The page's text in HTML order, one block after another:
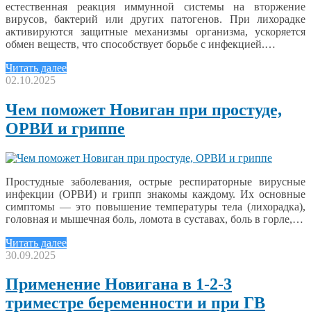
естественная реакция иммунной системы на вторжение
вирусов, бактерий или других патогенов. При лихорадке
активируются защитные механизмы организма, ускоряется
обмен веществ, что способствует борьбе с инфекцией.…
Читать далее
02.10.2025
Чем поможет Новиган при простуде,
ОРВИ и гриппе
Простудные заболевания, острые респираторные вирусные
инфекции (ОРВИ) и грипп знакомы каждому. Их основные
симптомы — это повышение температуры тела (лихорадка),
головная и мышечная боль, ломота в суставах, боль в горле,…
Читать далее
30.09.2025
Применение Новигана в 1-2-3
триместре беременности и при ГВ